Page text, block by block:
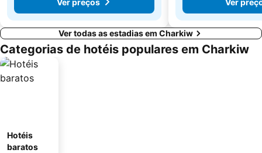
Ver todas as estadias em Charkiw
Categorias de hotéis populares em Charkiw
Hotéis
baratos